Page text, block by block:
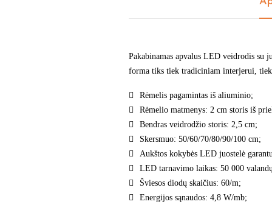
Pakabinamas apvalus LED veidrodis su
forma tiks tiek tradiciniam interjerui,
Rėmelis pagamintas iš aliuminio;
Rėmelio matmenys: 2 cm storis iš
Bendras veidrodžio storis: 2,5 cm;
Skersmuo: 50/60/70/80/90/100 cm;
Aukštos kokybės LED juostelė
LED tarnavimo laikas: 50 000
Šviesos diodų skaičius: 60/m;
Energijos sąnaudos: 4,8 W/mb;